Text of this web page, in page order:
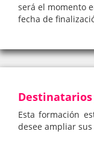
será el momento
fecha de
Esta formación
desee ampliar